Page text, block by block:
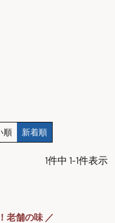
順 新着順
1件中 1-1件表示
老舗の味 ／